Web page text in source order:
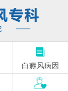
白癜风病因